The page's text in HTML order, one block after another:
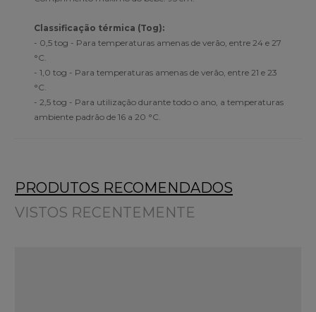
Classificação térmica (Tog):
- 0,5 tog - Para temperaturas amenas de verão, entre 24 e 27
°C.
- 1,0 tog - Para temperaturas amenas de verão, entre 21 e 23
°C.
- 2,5 tog - Para utilização durante todo o ano, a temperaturas
ambiente padrão de 16 a 20 °C.
PRODUTOS RECOMENDADOS
VISTOS RECENTEMENTE